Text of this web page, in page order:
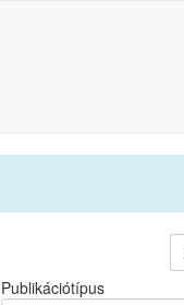
Publikációtípus